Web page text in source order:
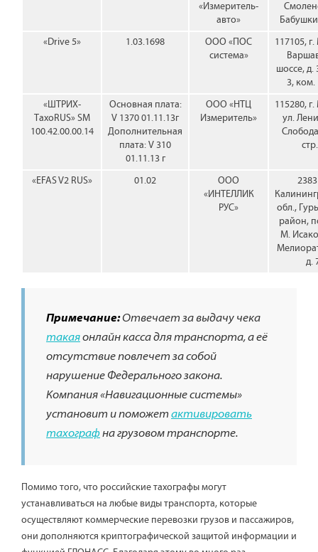
«Измеритель-
авто»
«Drive 5»
1.03.1698
ООО «ПОС
система»
117105,
шоссе, д.
3, ком.
«ШТРИХ-
ТахоRUS» SM
100.42.00.00.14
Основная плата:
V 1370 01.11.13г
Дополнительная
плата: V 310
01.11.13 г
ООО «НТЦ
Измеритель»
115280,
ул.
«EFAS V2 RUS» 01.02
ООО
«ИНТЕЛЛИК
РУС»
обл.,
район,
М.
д.
Примечание:Отвечает за выдачу чека
такаяонлайн касса для транспорта, а её
отсутствие повлечет за собой
нарушение Федерального закона.
Компания «Навигационные системы»
установит и поможет активировать
тахографна грузовом транспорте.
Помимо того, что российские тахографы могут
устанавливаться на любые виды транспорта, которые
осуществляют коммерческие перевозки грузов и пассажиров,
они дополняются криптографической защитой информации и